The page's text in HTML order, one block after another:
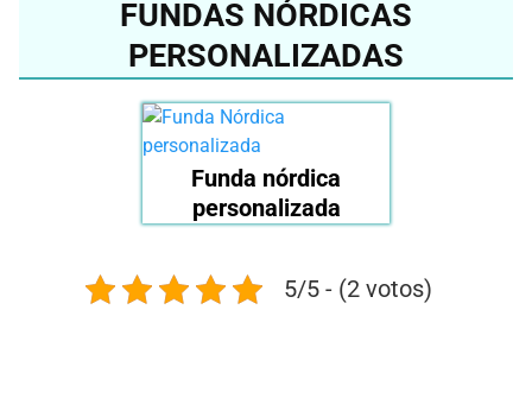
FUNDAS NÓRDICAS
PERSONALIZADAS
Funda nórdica
personalizada
5/5 - (2 votos)